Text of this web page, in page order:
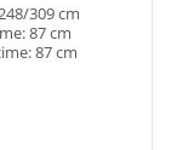
309 cm
87 cm
87 cm